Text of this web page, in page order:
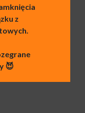
z
😈